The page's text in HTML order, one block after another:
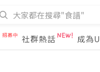
社群熱話 成為